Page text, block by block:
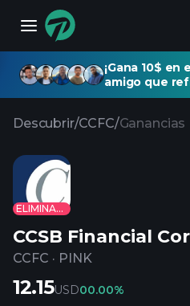
¡Gana 10$
amigo que
Descubrir/CCFC/Ganancias
ELIMINADO
CCSB Financial
CCFC · PINK
12.15USD00.00%